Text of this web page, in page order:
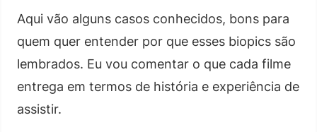
Aqui vão alguns casos conhecidos, bons para
quem quer entender por que esses biopics são
lembrados. Eu vou comentar o que cada filme
entrega em termos de história e experiência de
assistir.